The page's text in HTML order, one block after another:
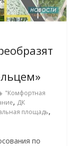
"Комфортная
, ДК
площадь,
по